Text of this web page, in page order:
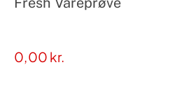
0,00 kr.